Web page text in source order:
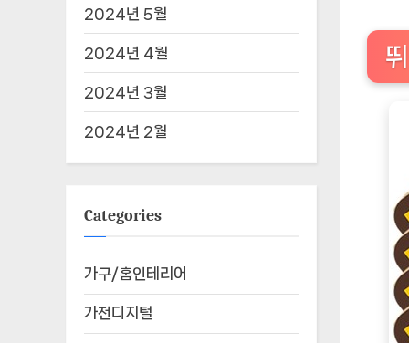
2024년 5월
2024년 4월
2024년 3월
2024년 2월
Categories
가구/홈인테리어
가전디지털